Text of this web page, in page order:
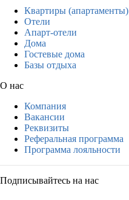
Квартиры (апартаменты)
Отели
Апарт-отели
Дома
Гостевые дома
Базы отдыха
О нас
Компания
Вакансии
Реквизиты
Реферальная программа
Программа лояльности
Подписывайтесь на нас